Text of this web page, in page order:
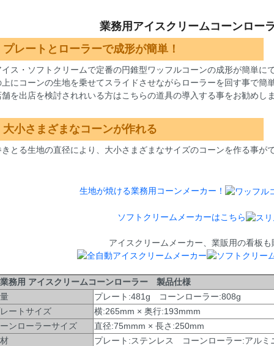
業務用アイスクリームコーンロー
プレートとローラーで成形が簡単！
イス・ソフトクリームで定番の円錐型ワッフルコーンの成形が簡単に
上にコーンの生地を乗せてスライドさせながらローラーを回す事で簡
舗を出店を検討されれいる方はこちらの道具の導入する事をお勧めし
大小さまざまなコーンが作れる
きとる生地の直径により、大小さまざまなサイズのコーンを作る事が
生地が焼ける業務用コーンメーカー！
ソフトクリームメーカーはこちら
アイスクリームメーカー、業販用の看板も
用 アイスクリームコーンローラー 製品仕様
プレート:481g コーンローラー:808g
ートサイズ
横:265mm × 奥行:193mmm
ンローラーサイズ
直径:75mmm × 長さ:250mm
プレート:ステンレス コーンローラー:アルミ